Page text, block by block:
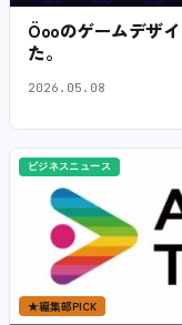
Öooのゲームデザ
た。
2026.05.08
ビジネスニュース
★編集部PICK